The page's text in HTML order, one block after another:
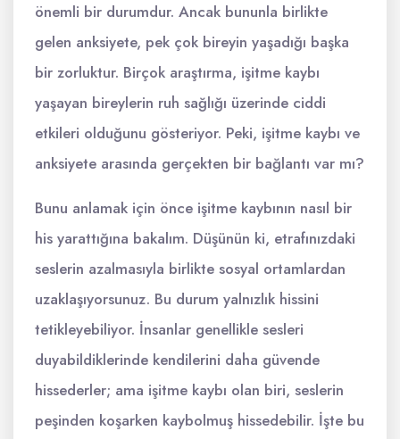
önemli bir durumdur. Ancak bununla birlikte
gelen anksiyete, pek çok bireyin yaşadığı başka
bir zorluktur. Birçok araştırma, işitme kaybı
yaşayan bireylerin ruh sağlığı üzerinde ciddi
etkileri olduğunu gösteriyor. Peki, işitme kaybı ve
anksiyete arasında gerçekten bir bağlantı var mı?
Bunu anlamak için önce işitme kaybının nasıl bir
his yarattığına bakalım. Düşünün ki, etrafınızdaki
seslerin azalmasıyla birlikte sosyal ortamlardan
uzaklaşıyorsunuz. Bu durum yalnızlık hissini
tetikleyebiliyor. İnsanlar genellikle sesleri
duyabildiklerinde kendilerini daha güvende
hissederler; ama işitme kaybı olan biri, seslerin
peşinden koşarken kaybolmuş hissedebilir. İşte bu